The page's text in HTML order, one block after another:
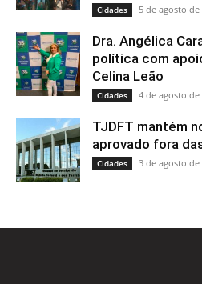
Cidades 5 de agosto de
Dra. Angélica
política com
Celina Leão
Cidades 4 de agosto de
TJDFT mantém
aprovado fora
Cidades 3 de agosto de